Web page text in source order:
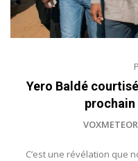
Yero Baldé
C’est une révélation que